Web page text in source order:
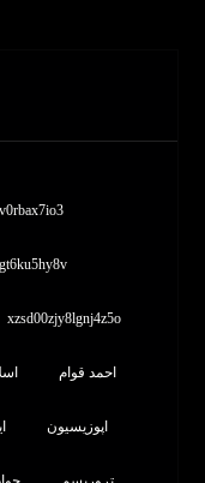
xzsd00zjy8lgnj4z5o
احمد قوام
اپوزیسیون